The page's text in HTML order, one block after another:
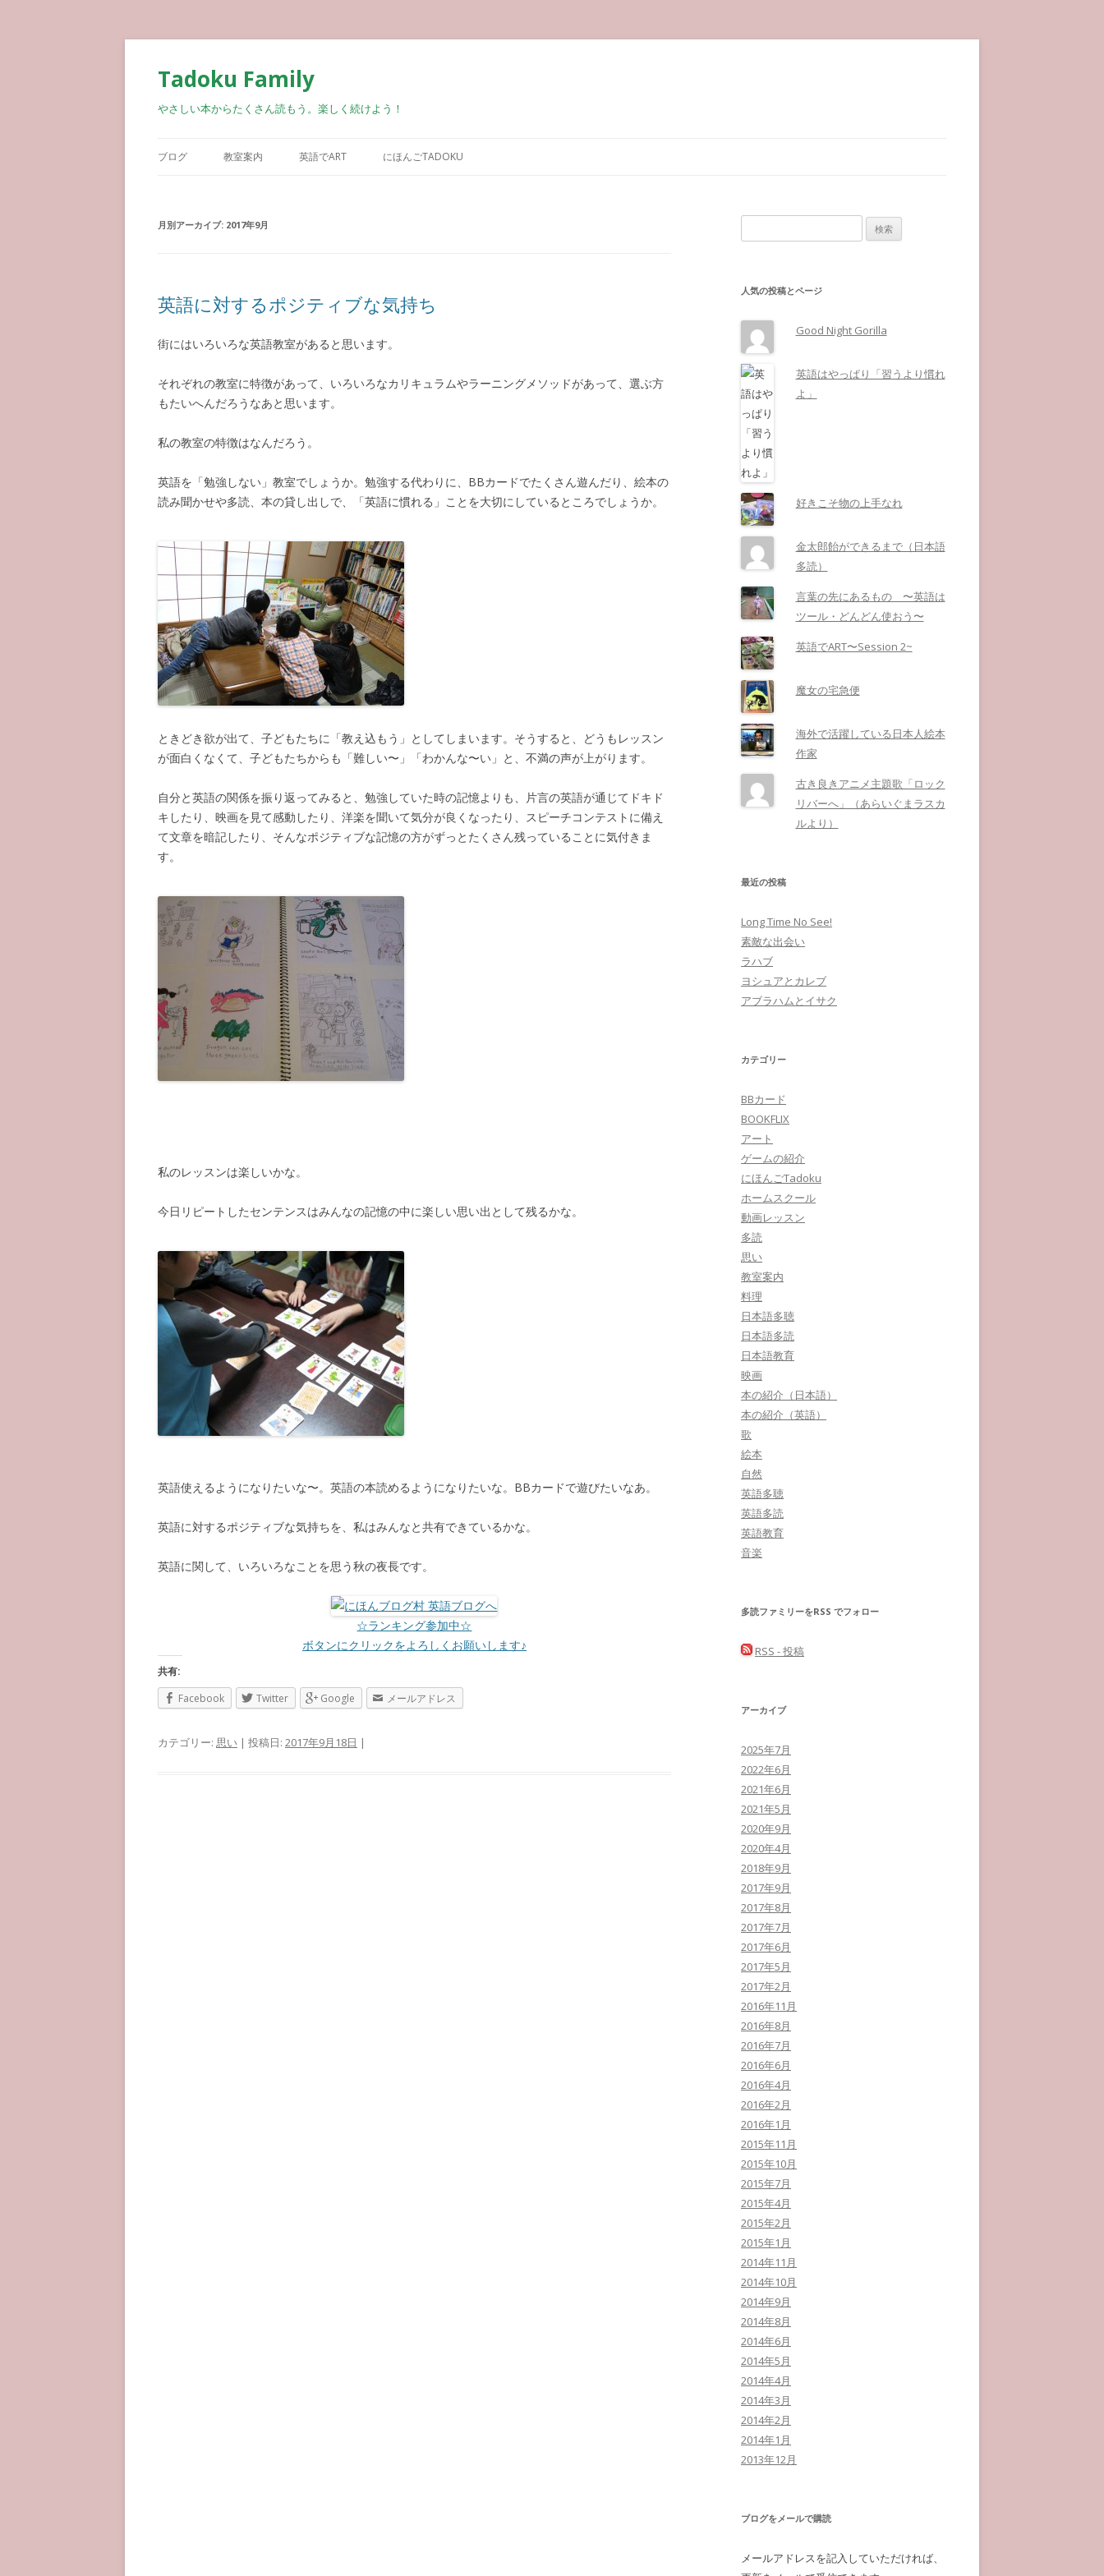
Tadoku Family
やさしい本からたくさん読もう。楽しく続けよう！
ブログ 教室案内 英語でART にほんごTADOKU
月別アーカイブ: 2017年9月
英語に対するポジティブな気持ち
街にはいろいろな英語教室があると思います。
それぞれの教室に特徴があって、いろいろなカリキュラムやラーニングメソッドがあって、選ぶ方
もたいへんだろうなあと思います。
私の教室の特徴はなんだろう。
英語を「勉強しない」教室でしょうか。勉強する代わりに、BBカードでたくさん遊んだり、絵本の
読み聞かせや多読、本の貸し出しで、「英語に慣れる」ことを大切にしているところでしょうか。
ときどき欲が出て、子どもたちに「教え込もう」としてしまいます。そうすると、どうもレッスン
が面白くなくて、子どもたちからも「難しい〜」「わかんな〜い」と、不満の声が上がります。
自分と英語の関係を振り返ってみると、勉強していた時の記憶よりも、片言の英語が通じてドキド
キしたり、映画を見て感動したり、洋楽を聞いて気分が良くなったり、スピーチコンテストに備え
て文章を暗記したり、そんなポジティブな記憶の方がずっとたくさん残っていることに気付きま
す。
私のレッスンは楽しいかな。
今日リピートしたセンテンスはみんなの記憶の中に楽しい思い出として残るかな。
英語使えるようになりたいな〜。英語の本読めるようになりたいな。BBカードで遊びたいなあ。
英語に対するポジティブな気持ちを、私はみんなと共有できているかな。
英語に関して、いろいろなことを思う秋の夜長です。
☆ランキング参加中☆
ボタンにクリックをよろしくお願いします♪
共有:
Facebook
Twitter Google メールアドレス
カテゴリー: 思い | 投稿日: 2017年9月18日 |
人気の投稿とページ
Good Night Gorilla
英語はやっぱり「習うより慣れ
よ」
好きこそ物の上手なれ
金太郎飴ができるまで（日本語
多読）
言葉の先にあるもの 〜英語は
ツール・どんどん使おう〜
英語でART〜Session 2~
魔女の宅急便
海外で活躍している日本人絵本
作家
古き良きアニメ主題歌「ロック
リバーへ」（あらいぐまラスカ
ルより）
最近の投稿
Long Time No See!
素敵な出会い
ラハブ
ヨシュアとカレブ
アブラハムとイサク
カテゴリー
BBカード
BOOKFLIX
アート
ゲームの紹介
にほんごTadoku
ホームスクール
動画レッスン
多読
思い
教室案内
料理
日本語多聴
日本語多読
日本語教育
映画
本の紹介（日本語）
本の紹介（英語）
歌
絵本
自然
英語多聴
英語多読
英語教育
音楽
多読ファミリーをRSS でフォロー
RSS - 投稿
アーカイブ
2025年7月
2022年6月
2021年6月
2021年5月
2020年9月
2020年4月
2018年9月
2017年9月
2017年8月
2017年7月
2017年6月
2017年5月
2017年2月
2016年11月
2016年8月
2016年7月
2016年6月
2016年4月
2016年2月
2016年1月
2015年11月
2015年10月
2015年7月
2015年4月
2015年2月
2015年1月
2014年11月
2014年10月
2014年9月
2014年8月
2014年6月
2014年5月
2014年4月
2014年3月
2014年2月
2014年1月
2013年12月
ブログをメールで購読
メールアドレスを記入していただければ、